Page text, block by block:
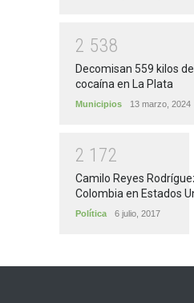
2 538
Decomisan 559 kilos
cocaína en La Plata
Municipios 13 marzo, 2024
2 1 72
Camilo Reyes
Colombia en Estados
Política 6 julio, 2017